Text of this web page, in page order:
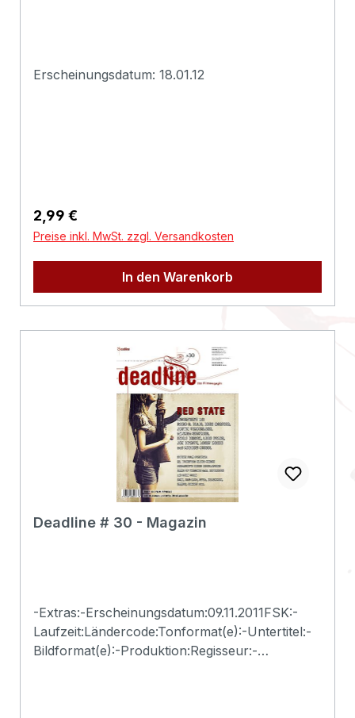
Produktsicherheitsverordnung)Herstellerinform
ationen:Deadline
Erscheinungsdatum: 18.01.12
Regulärer Preis:
2,99 €
Preise inkl. MwSt. zzgl. Versandkosten
In den Warenkorb
Deadline # 30 - Magazin
-Extras:-Erscheinungsdatum:09.11.2011FSK:-
Laufzeit:Ländercode:Tonformat(e):-Untertitel:-
Bildformat(e):-Produktion:Regisseur:-